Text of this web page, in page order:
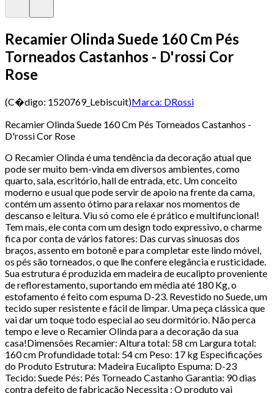
Recamier Olinda Suede 160 Cm Pés
Torneados Castanhos - D'rossi Cor
Rose
(C�digo: 1520769_Lebiscuit)Marca: DRossi
Recamier Olinda Suede 160 Cm Pés Torneados Castanhos -
D'rossi Cor Rose
O Recamier Olinda é uma tendência da decoração atual que
pode ser muito bem-vinda em diversos ambientes, como
quarto, sala, escritório, hall de entrada, etc. Um conceito
moderno e usual que pode servir de apoio na frente da cama,
contém um assento ótimo para relaxar nos momentos de
descanso e leitura. Viu só como ele é prático e multifuncional!
Tem mais, ele conta com um design todo expressivo, o charme
fica por conta de vários fatores: Das curvas sinuosas dos
braços, assento em botonê e para completar este lindo móvel,
os pés são torneados, o que lhe confere elegância e rusticidade.
Sua estrutura é produzida em madeira de eucalipto proveniente
de reflorestamento, suportando em média até 180 Kg, o
estofamento é feito com espuma D-23. Revestido no Suede, um
tecido super resistente e fácil de limpar. Uma peça clássica que
vai dar um toque todo especial ao seu dormitório. Não perca
tempo e leve o Recamier Olinda para a decoração da sua
casa!Dimensões Recamier: Altura total: 58 cm Largura total:
160 cm Profundidade total: 54 cm Peso: 17 kg Especificações
do Produto Estrutura: Madeira Eucalipto Espuma: D-23
Tecido: Suede Pés: Pés Torneado Castanho Garantia: 90 dias
contra defeito de fabricação Necessita : O produto vai